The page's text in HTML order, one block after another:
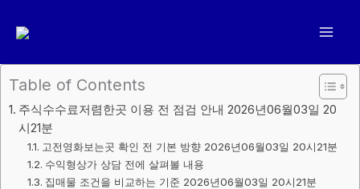
너
Table of Contents
주식수수료저렴한곳 이용 전 점검 안내 2026년06월03일 20
시21분
고전영화보는곳 확인 전 기본 방향 2026년06월03일 20시21분
수익형상가 상담 전에 살펴볼 내용
집매물 조건을 비교하는 기준 2026년06월03일 20시21분